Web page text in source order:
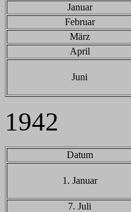
Januar
Februar
März
April
Juni
1942
Datum
1. Januar
7. Juli